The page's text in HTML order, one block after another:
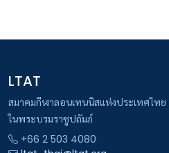
LTAT
สมาคมกีฬาลอนเทนนิสแห่งประเทศไทย
ในพระบรมราชูปถัมภ์
+66 2 503 4080